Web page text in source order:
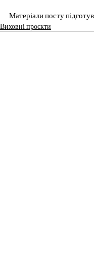
Матеріали посту
Виховні проєкти